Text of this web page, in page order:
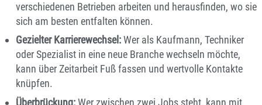
verschiedenen Betrieben arbeiten und herausfinden, wo sie
sich am besten entfalten können.
Gezielter Karrierewechsel:Wer als Kaufmann, Techniker
oder Spezialist in eine neue Branche wechseln möchte,
kann über Zeitarbeit Fuß fassen und wertvolle Kontakte
knüpfen.
Überbrückung:Wer zwischen zwei Jobs steht, kann mit